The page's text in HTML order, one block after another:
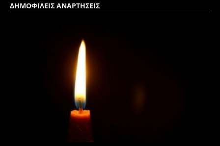
ΔΗΜΟΦΙΛΕΙΣ ΑΝΑΡΤΗΣΕΙΣ